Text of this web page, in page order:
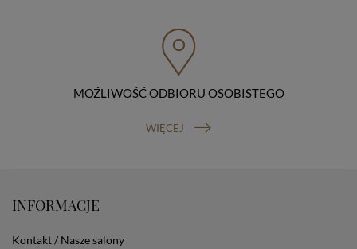
Osobowych, ul. Stawki 2, 00-193 Warszawa) oraz
prawo do cofnięcia zgody na przetwarzanie danych
osobowych (masz prawo cofnięcia zgody na
przetwarzanie danych w dowolnym momencie;
cofnięcie zgody nie ma wpływu na zgodność z prawem
zgody przed jej cofnięciem). W celu wykonania swoich
zawartości naszej strony
Na stronie Sklepu są wykorzystywane pliki cookies.
MOŹLIWOŚĆ ODBIORU OSOBISTEGO
WIĘCEJ
INFORMACJE
Kontakt / Nasze salony